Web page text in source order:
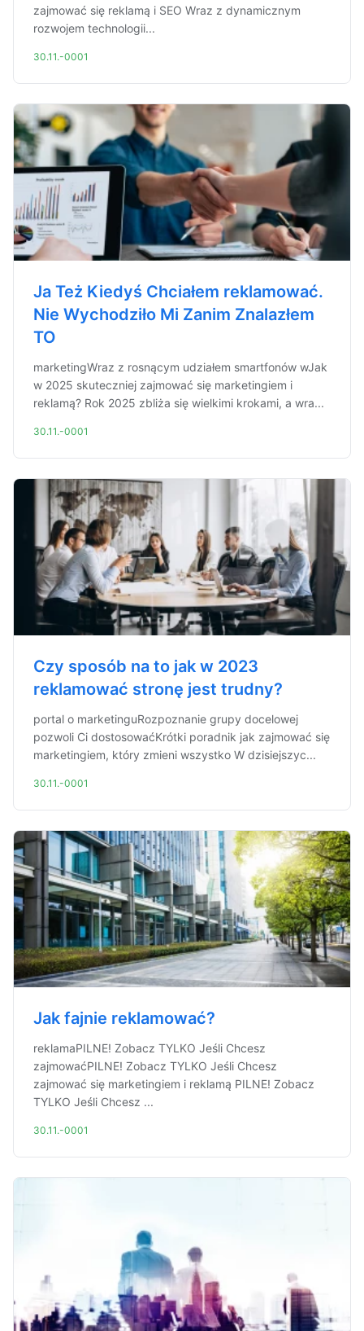
zajmować się reklamą i SEO Wraz z dynamicznym
rozwojem technologii...
30.11.-0001
Ja Też Kiedyś Chciałem reklamować.
Nie Wychodziło Mi Zanim Znalazłem
TO
marketingWraz z rosnącym udziałem smartfonów wJak
w 2025 skuteczniej zajmować się marketingiem i
reklamą? Rok 2025 zbliża się wielkimi krokami, a wra...
30.11.-0001
Czy sposób na to jak w 2023
reklamować stronę jest trudny?
portal o marketinguRozpoznanie grupy docelowej
pozwoli Ci dostosowaćKrótki poradnik jak zajmować się
marketingiem, który zmieni wszystko W dzisiejszyc...
30.11.-0001
Jak fajnie reklamować?
reklamaPILNE! Zobacz TYLKO Jeśli Chcesz
zajmowaćPILNE! Zobacz TYLKO Jeśli Chcesz
zajmować się marketingiem i reklamą PILNE! Zobacz
TYLKO Jeśli Chcesz ...
30.11.-0001